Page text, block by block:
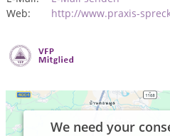
Web:
http://www.praxis-
We need your